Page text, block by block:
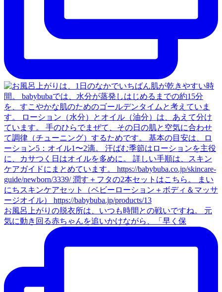
お風呂上がりの脱衣所は、いつも時間との戦いですね。 元
気に動き回る赤ちゃんを追いかけながら、「早く保